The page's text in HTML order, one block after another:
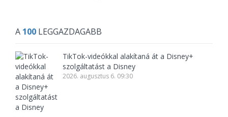
A 100 LEGGAZDAGABB
TikTok-videókkal alakítaná át a Disney+
szolgáltatást a Disney
2026. augusztus 6. 09:30